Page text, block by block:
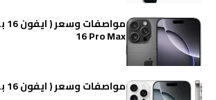
16 Pro Max
مواصفات وسعر ( ايفون 16 برو ) iPhone 16 Pro